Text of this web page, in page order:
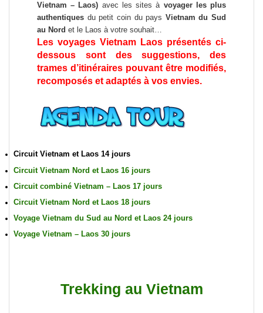
Vietnam – Laos) avec les sites à voyager les plus
authentiques du petit coin du pays Vietnam du Sud
au Nord et le Laos à votre souhait…
Les voyages Vietnam Laos présentés ci-
dessous sont des suggestions, des
trames d’itinéraires pouvant être modifiés,
recomposés et adaptés à vos envies.
Circuit Vietnam et Laos 14 jours
Circuit Vietnam Nord et Laos 16 jours
Circuit combiné Vietnam – Laos 17 jours
Circuit Vietnam Nord et Laos 18 jours
Voyage Vietnam du Sud au Nord et Laos 24 jours
Voyage Vietnam – Laos 30 jours
Trekking au Vietnam